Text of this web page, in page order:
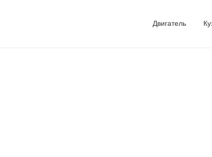
Двигатель